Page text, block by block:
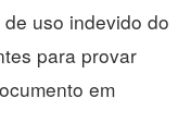
uso indevido do
para provar
em